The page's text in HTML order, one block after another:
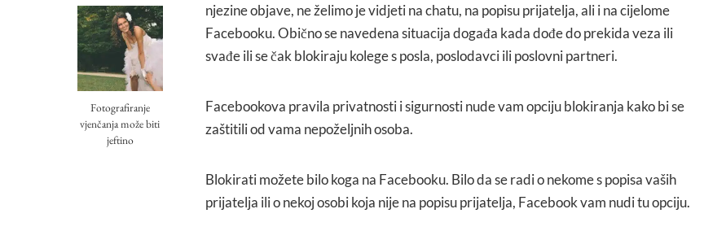
Fotografiranje
vjenčanja može biti
jeftino
njezine objave, ne želimo je vidjeti na chatu, na popisu prijatelja, ali i na cijelome
Facebooku. Obično se navedena situacija događa kada dođe do prekida veza ili
svađe ili se čak blokiraju kolege s posla, poslodavci ili poslovni partneri.
Facebookova pravila privatnosti i sigurnosti nude vam opciju blokiranja kako bi se
zaštitili od vama nepoželjnih osoba.
Blokirati možete bilo koga na Facebooku. Bilo da se radi o nekome s popisa vaših
prijatelja ili o nekoj osobi koja nije na popisu prijatelja, Facebook vam nudi tu opciju.